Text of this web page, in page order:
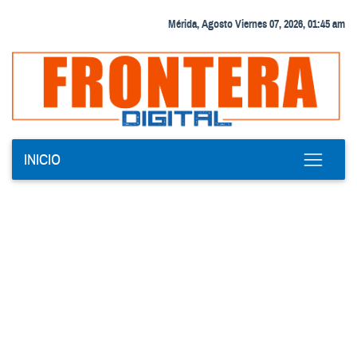
Mérida, Agosto Viernes 07, 2026, 01:45 am
INICIO